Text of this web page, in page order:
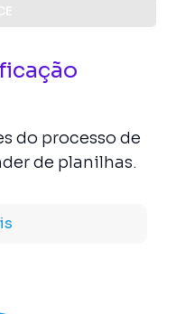
do processo de
de planilhas.